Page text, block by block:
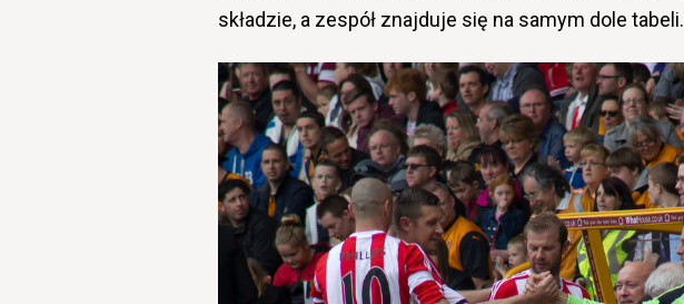
składzie, a zespół znajduje się na samym dole tabeli.